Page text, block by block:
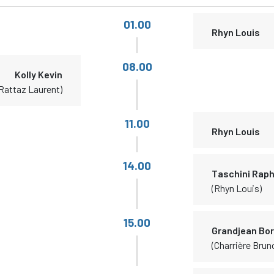
01.00
Rhyn Louis
Kolly Kevin
Laurent)
08.00
11.00
Rhyn Louis
14.00
Taschini
(Rhyn Louis)
15.00
Grandjean
(Charrière